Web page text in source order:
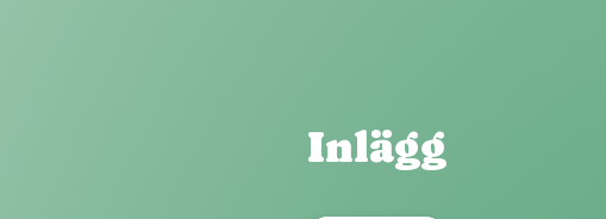
Inlägg